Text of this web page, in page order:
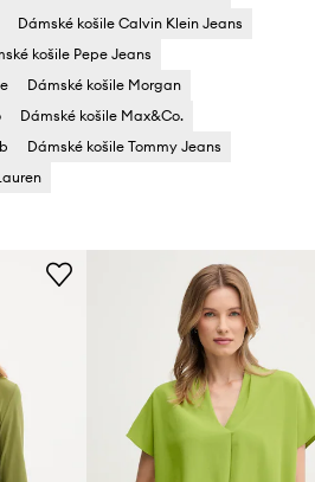
Dámské košile Calvin Klein Jeans
košile Pepe Jeans
Dámské košile Morgan
Dámské košile Max&Co.
Dámské košile Tommy Jeans